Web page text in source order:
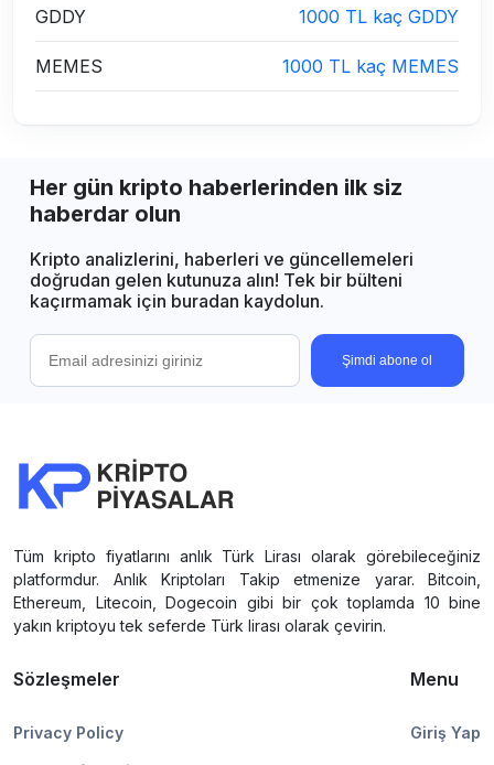
GDDY 1000 TL kaç GDDY
MEMES 1000 TL kaç MEMES
Her gün kripto haberlerinden ilk siz
haberdar olun
Kripto analizlerini, haberleri ve güncellemeleri
doğrudan gelen kutunuza alın! Tek bir bülteni
kaçırmamak için buradan kaydolun.
Şimdi abone ol
Tüm kripto fiyatlarını anlık Türk Lirası olarak görebileceğiniz
platformdur. Anlık Kriptoları Takip etmenize yarar. Bitcoin,
Ethereum, Litecoin, Dogecoin gibi bir çok toplamda 10 bine
yakın kriptoyu tek seferde Türk lirası olarak çevirin.
Sözleşmeler
Privacy Policy
Menu
Giriş Yap